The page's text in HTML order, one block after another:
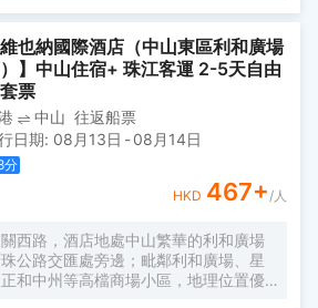
園區組成，有翠亨園、中餐廳、國際
色園區。 景區擁有的天然温泉是“中國
“嶺南名湯”的美稱。泉眼温度高達93
調節身體機能、促進血液循環和新陳
爾夫球會是中國內地一家高爾夫球
職業球手阿諾龐瑪(Arnold Palmer)和
。 景區的羅三妹山是一座
景區不可複製的文化底藴和生態環
相宜、山水湖景齊環繞”的旅遊大格
假放鬆、休閒的世外桃源。
維也納國際酒店（中山東區利和廣場
】中山住宿+ 珠江客運 2-5天自由
票
中山 往返船票
日期: 08月13日 -08月14日
分
HKD 467+ /人
西路，酒店地處中山繁華的利和廣場
公路交匯處旁邊；毗鄰利和廣場、星
和中州等高檔商場小區，地理位置優